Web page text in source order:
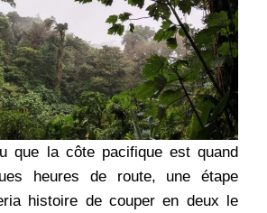
que la côte pacifique est quand
heures de route, une étape
histoire de couper en deux le